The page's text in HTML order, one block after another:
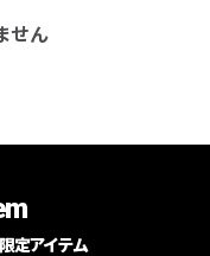
せん
定アイテム